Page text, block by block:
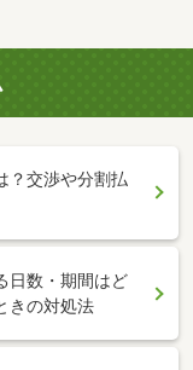
？交渉や分割払
日数・期間はど
きの対処法